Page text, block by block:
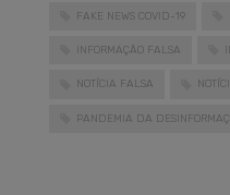
FAKE NEWS COVID-19
INFORMAÇÃO FALSA
NOTÍCIA FALSA
PANDEMIA DA